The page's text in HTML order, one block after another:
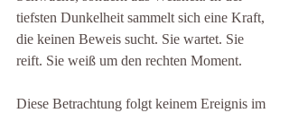
tiefsten Dunkelheit sammelt sich eine Kraft,
die keinen Beweis sucht. Sie wartet. Sie
reift. Sie weiß um den rechten Moment.
Diese Betrachtung folgt keinem Ereignis im